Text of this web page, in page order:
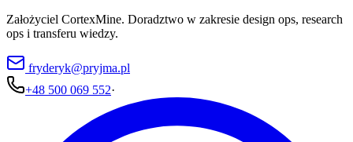
Założyciel CortexMine. Doradztwo w zakresie design ops, research
ops i transferu wiedzy.
fryderyk@pryjma.pl
+48 500 069 552·